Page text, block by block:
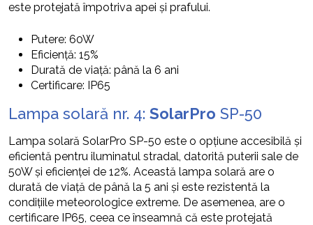
este protejată împotriva apei și prafului.
Putere: 60W
Eficiență: 15%
Durată de viață: până la 6 ani
Certificare: IP65
Lampa solară nr. 4: SolarPro SP-50
Lampa solară SolarPro SP-50 este o opțiune accesibilă și
eficientă pentru iluminatul stradal, datorită puterii sale de
50W și eficienței de 12%. Această lampa solară are o
durată de viață de până la 5 ani și este rezistentă la
condițiile meteorologice extreme. De asemenea, are o
certificare IP65, ceea ce înseamnă că este protejată